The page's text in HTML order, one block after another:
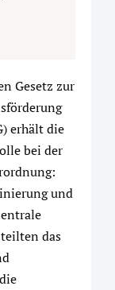
Gesetz zur
erhält die
bei der
und
das